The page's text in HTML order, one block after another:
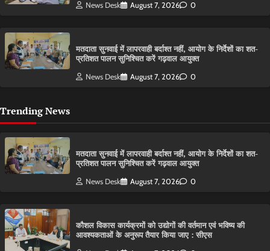
News Desk August 7, 2026 0
मतदाता सुनवाई में लापरवाही बर्दाश्त नहीं, आयोग के निर्देशों का शत-
प्रतिशत पालन सुनिश्चित करें गढ़वाल आयुक्त
News Desk August 7, 2026 0
Trending News
मतदाता सुनवाई में लापरवाही बर्दाश्त नहीं, आयोग के निर्देशों का शत-
प्रतिशत पालन सुनिश्चित करें गढ़वाल आयुक्त
News Desk August 7, 2026 0
कौशल विकास कार्यक्रमों को उद्योगों की वर्तमान एवं भविष्य की
आवश्यकताओं के अनुरूप तैयार किया जाए : सीएस